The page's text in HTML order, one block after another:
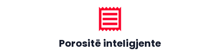
receipt
Porositë inteligjente